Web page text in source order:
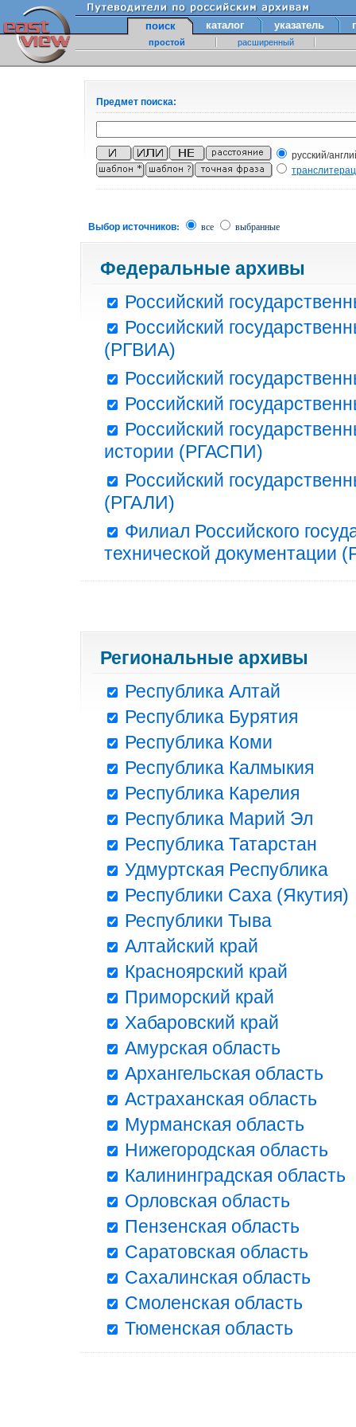
поиск каталог указатель
простой расширенный
Предмет поиска:
русский/
Выбор источников: все выбранные
Федеральные архивы
Российский
Российский
(РГВИА)
Российский
Российский
Российский
истории (РГАСПИ)
Российский
(РГАЛИ)
Филиал Российского
технической документации
Региональные архивы
Республика Алтай
Республика Бурятия
Республика Коми
Республика Калмыкия
Республика Карелия
Республика Марий Эл
Республика Татарстан
Удмуртская Республика
Республики Саха (Якутия)
Республики Тыва
Алтайский край
Красноярский край
Приморский край
Хабаровский край
Амурская область
Архангельская область
Астраханская область
Мурманская область
Нижегородская область
Калининградская область
Орловская область
Пензенская область
Саратовская область
Сахалинская область
Смоленская область
Тюменская область